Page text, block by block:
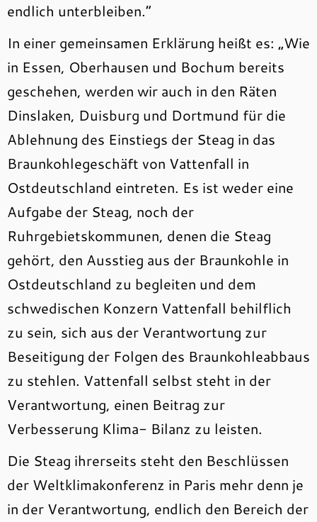
endlich unterbleiben.“
In einer gemeinsamen Erklärung heißt es: „Wie
in Essen, Oberhausen und Bochum bereits
geschehen, werden wir auch in den Räten
Dinslaken, Duisburg und Dortmund für die
Ablehnung des Einstiegs der Steag in das
Braunkohlegeschäft von Vattenfall in
Ostdeutschland eintreten. Es ist weder eine
Aufgabe der Steag, noch der
Ruhrgebietskommunen, denen die Steag
gehört, den Ausstieg aus der Braunkohle in
Ostdeutschland zu begleiten und dem
schwedischen Konzern Vattenfall behilflich
zu sein, sich aus der Verantwortung zur
Beseitigung der Folgen des Braunkohleabbaus
zu stehlen. Vattenfall selbst steht in der
Verantwortung, einen Beitrag zur
Verbesserung Klima- Bilanz zu leisten.
Die Steag ihrerseits steht den Beschlüssen
der Weltklimakonferenz in Paris mehr denn je
in der Verantwortung, endlich den Bereich der